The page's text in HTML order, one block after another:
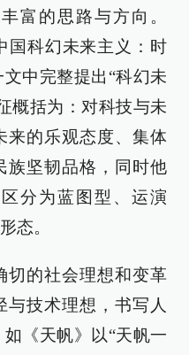
富的思路与方向。
国科幻未来主义：时
中完整提出“科幻未
概括为：对科技与未
来的乐观态度、集体
族坚韧品格，同时他
分为蓝图型、运演
态。
切的社会理想和变革
与技术理想，书写人
《天帆》以“天帆一